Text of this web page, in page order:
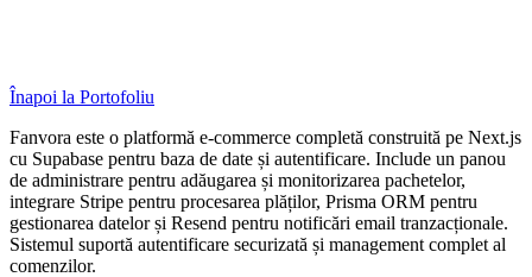
Creare Bannere
Înapoi la Portofoliu
Fanvora este o platformă e-commerce completă construită pe Next.js
cu Supabase pentru baza de date și autentificare. Include un panou
de administrare pentru adăugarea și monitorizarea pachetelor,
integrare Stripe pentru procesarea plăților, Prisma ORM pentru
gestionarea datelor și Resend pentru notificări email tranzacționale.
Sistemul suportă autentificare securizată și management complet al
comenzilor.